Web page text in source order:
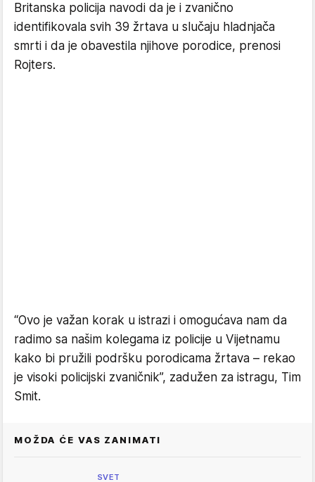
Britanska policija navodi da je i zvanično
identifikovala svih 39 žrtava u slučaju hladnjača
smrti i da je obavestila njihove porodice, prenosi
Rojters.
“Ovo je važan korak u istrazi i omogućava nam da
radimo sa našim kolegama iz policije u Vijetnamu
kako bi pružili podršku porodicama žrtava – rekao
je visoki policijski zvaničnik”, zadužen za istragu, Tim
Smit.
MOŽDA ĆE VAS ZANIMATI
SVET